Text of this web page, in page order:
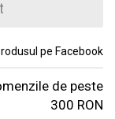
pe Facebook
de peste
300 RON